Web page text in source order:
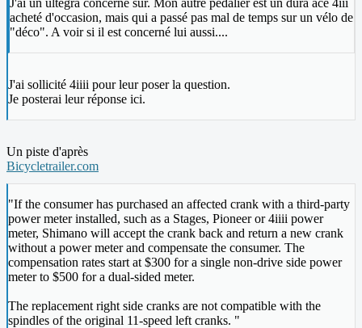
acheté d'occasion, mais qui a passé pas mal de temps sur un vélo de
"déco". A voir si il est concerné lui aussi....
J'ai sollicité 4iiii pour leur poser la question.
Je posterai leur réponse ici.
Un piste d'après
Bicycletrailer.com
"If the consumer has purchased an affected crank with a third-party
power meter installed, such as a Stages, Pioneer or 4iiii power
meter, Shimano will accept the crank back and return a new crank
without a power meter and compensate the consumer. The
compensation rates start at $300 for a single non-drive side power
meter to $500 for a dual-sided meter.
The replacement right side cranks are not compatible with the
spindles of the original 11-speed left cranks. "